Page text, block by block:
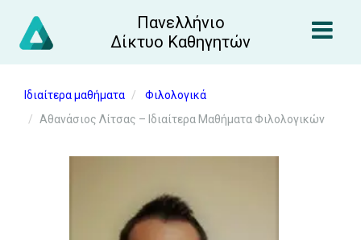
Πανελλήνιο
Δίκτυο Καθηγητών
Ιδιαίτερα μαθήματα
Φιλολογικά
Αθανάσιος Λίτσας – Ιδιαίτερα Μαθήματα Φιλολογικών